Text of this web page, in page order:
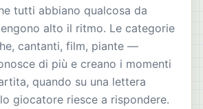
tutti abbiano qualcosa da
alto il ritmo. Le categorie
cantanti, film, piante —
di più e creano i momenti
quando su una lettera
giocatore riesce a rispondere.